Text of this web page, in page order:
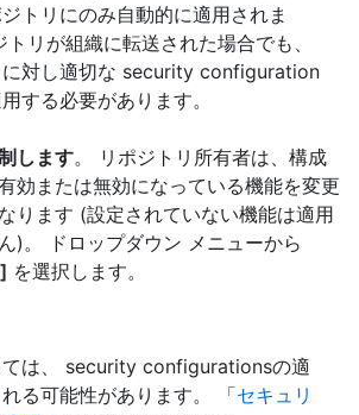
トリにのみ自動的に適用されま
リが組織に転送された場合でも、
に対し適切な security configuration
する必要があります。
します。 リポジトリ所有者は、構成
効または無効になっている機能を変更
ります (設定されていない機能は適用
)。 ドロップダウン メニューから
を選択します。
ては、 security configurationsの適
る可能性があります。 「セキュリ